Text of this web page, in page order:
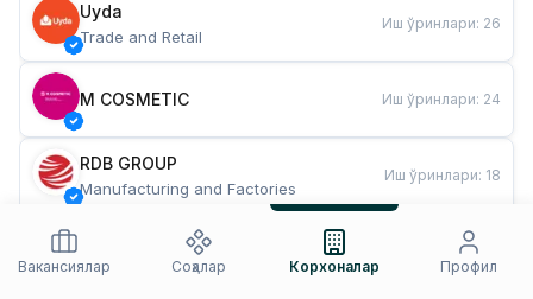
Uyda
Trade and Retail
Иш ўринлари: 26
M COSMETIC Иш ўринлари: 24
RDB GROUP
Manufacturing and Factories
Иш ўринлари: 18
Restaurants and Fast Food
Иш ўринлари
Вакансиялар
Соҳалар Корхоналар Профил